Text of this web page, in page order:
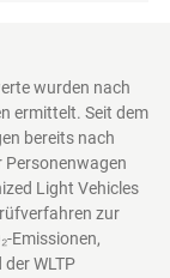
wurden nach
ermittelt. Seit dem
bereits nach
Light Vehicles
zur
Emissionen,
WLTP